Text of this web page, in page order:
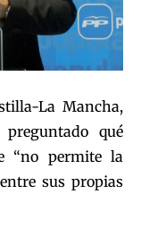
La Mancha,
qué
“no permite la
sus propias